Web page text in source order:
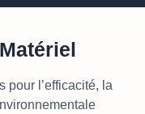
pour l’efficacité, la